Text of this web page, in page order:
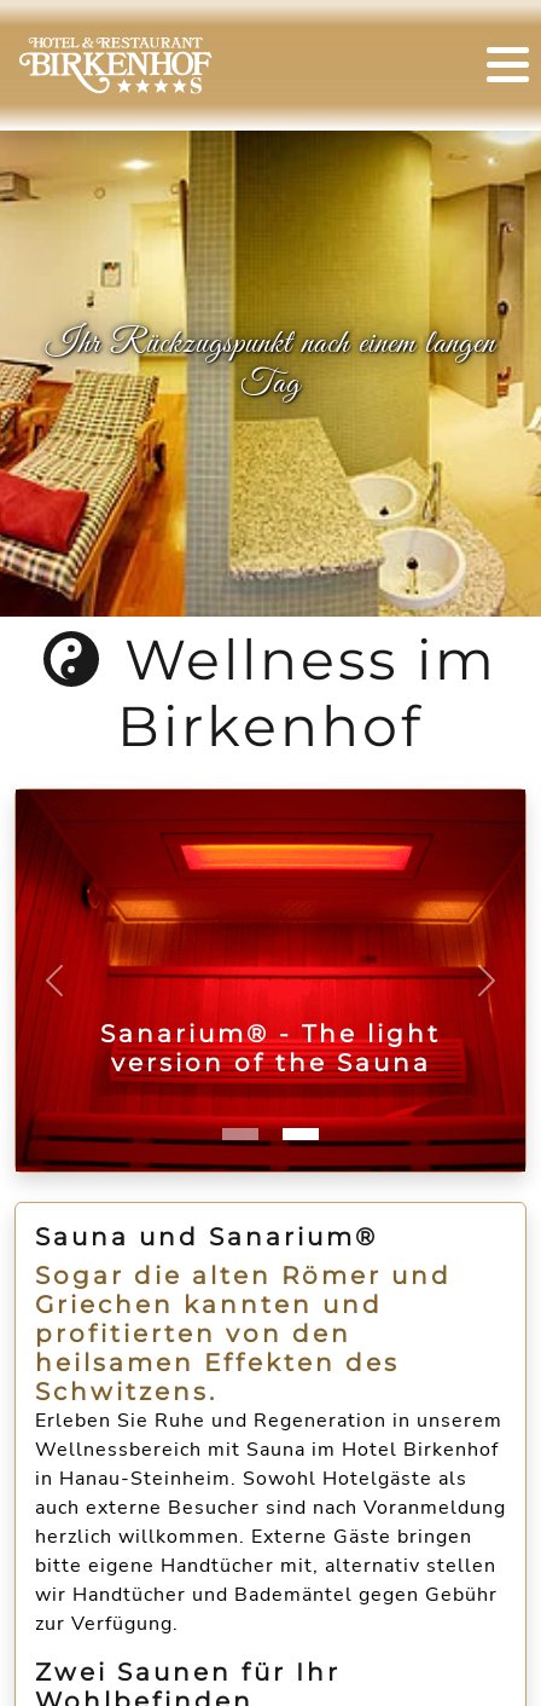
Ihr Rückzugspunkt nach einem langen
Tag
Wellness im
Birkenhof
Sanarium® - The light
version of the Sauna
zurück weiter
Sauna und Sanarium®
Sogar die alten Römer und
Griechen kannten und
profitierten von den
heilsamen Effekten des
Schwitzens.
Erleben Sie Ruhe und Regeneration in unserem
Wellnessbereich mit Sauna im Hotel Birkenhof
in Hanau-Steinheim. Sowohl Hotelgäste als
auch externe Besucher sind nach Voranmeldung
herzlich willkommen. Externe Gäste bringen
bitte eigene Handtücher mit, alternativ stellen
wir Handtücher und Bademäntel gegen Gebühr
zur Verfügung.
Zwei Saunen für Ihr